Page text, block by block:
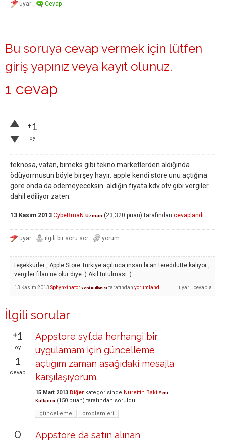
Bu soruya cevap vermek için lütfen
giriş yapınız veya kayıt olunuz.
1 cevap
+1
oy
teknosa, vatan, bimeks gibi tekno marketlerden aldığında
ödüyormusun böyle birşey hayır. apple kendi store unu açtığına
göre onda da ödemeyeceksin. aldığın fiyata kdv ötv gibi vergiler
dahil ediliyor zaten.
13 Kasım 2013 CybeRmaN Uzman (23,320 puan) tarafından cevaplandı
teşekkürler , Apple Store Türkiye açılınca insan bi an tereddütte kalıyor ,
vergiler filan ne olur diye :) Akıl tutulması :)
13 Kasım 2013 Sphynxinator Yeni Kullanıcı tarafından yorumlandı
İlgili sorular
+1
oy
1
cevap
Appstore syf.da herhangi bir
uygulamam için güncelleme
açtığım zaman aşağıdaki mesajla
karşılaşıyorum.
15 Mart 2013 Diğerkategorisinde Nurettin Baki Yeni
Kullanıcı (150 puan) tarafından soruldu
güncelleme
problemleri
0
Appstore da satın alınan